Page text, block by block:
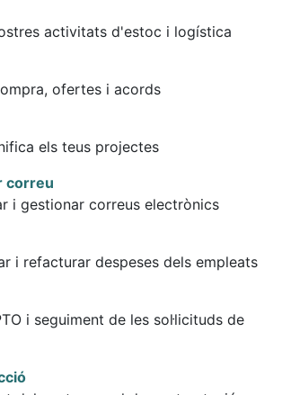
activitats d'estoc i logística
ofertes i acords
els teus projectes
correu
i gestionar correus electrònics
i refacturar despeses dels empleats
i seguiment de les sol·licituds de